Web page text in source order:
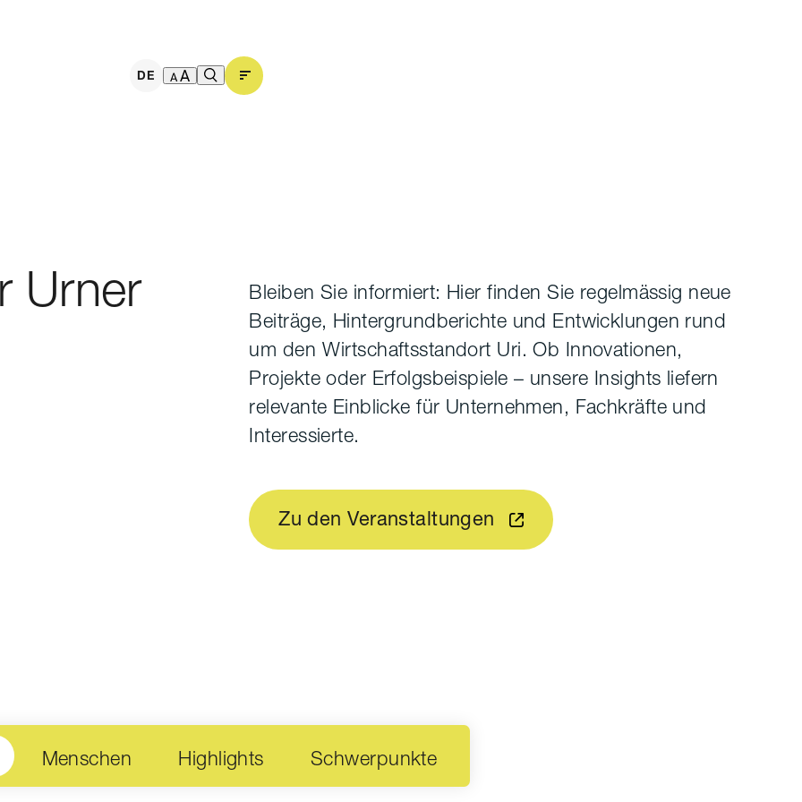
DE
Urner
Bleiben Sie informiert: Hier finden Sie regelmässig neue
Beiträge, Hintergrundberichte und Entwicklungen rund
um den Wirtschaftsstandort Uri. Ob Innovationen,
Projekte oder Erfolgsbeispiele – unsere Insights liefern
relevante Einblicke für Unternehmen, Fachkräfte und
Interessierte.
Zu den Veranstaltungen
Menschen Highlights Schwerpunkte